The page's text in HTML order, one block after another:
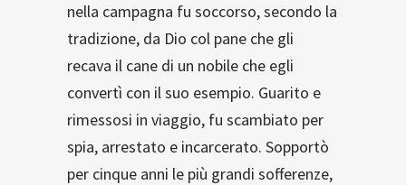
nella campagna fu soccorso, secondo la
tradizione, da Dio col pane che gli
recava il cane di un nobile che egli
convertì con il suo esempio. Guarito e
rimessosi in viaggio, fu scambiato per
spia, arrestato e incarcerato. Sopportò
per cinque anni le più grandi sofferenze,